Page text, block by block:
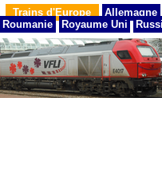
Trains d'Europe Allemagne
Roumanie
Royaume Uni